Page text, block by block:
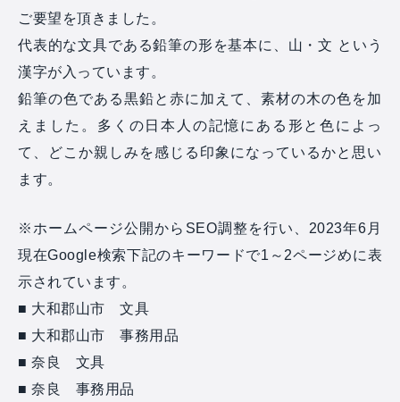
ご要望を頂きました。
代表的な文具である鉛筆の形を基本に、山・文 という
漢字が入っています。
鉛筆の色である黒鉛と赤に加えて、素材の木の色を加
えました。多くの日本人の記憶にある形と色によっ
て、どこか親しみを感じる印象になっているかと思い
ます。
※ホームページ公開からSEO調整を行い、2023年6月
現在Google検索下記のキーワードで1～2ページめに表
示されています。
■ 大和郡山市 文具
■ 大和郡山市 事務用品
■ 奈良 文具
■ 奈良 事務用品